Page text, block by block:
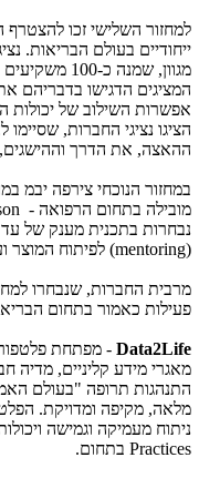
ייחודיים בעולם הבריאות.
מגוון, שמנה
המציגים הדגישו בדבריהם
אפשרות השילוב של יכולות
הציגו נציגי החברות,
ההאצה, את הדרך
במחזור הנוכחי צירפה יבמ
מובילה בתחום הרפואה -
(
mentoring) לפיתוח המוצר
מרבית החברות, שנבחרו
פעילות כאמור בתחום
Data2Life - מפתחת
מאגרי מידע קליניים, מדיה
התנהגות תרופה "בעולם
מלאה, מקיפה ומדויקת.
ניתוח מעמיקה וגמישה
Practices בתחום.